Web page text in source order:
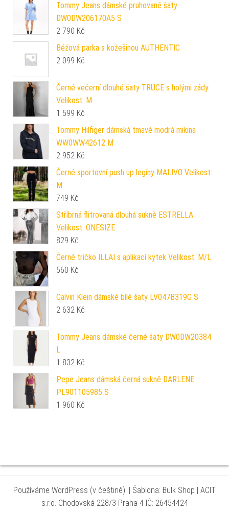
Tommy Jeans dámské pruhované šaty
DW0DW206170A5 S
2 790 Kč
Béžová parka s kožešinou AUTHENTIC
2 099 Kč
Černé večerní dlouhé šaty TRUCE s holými zády
Velikost: M
1 599 Kč
Tommy Hilfiger dámská tmavě modrá mikina
WW0WW42612 M
2 952 Kč
Černé sportovní push up legíny MALIVO Velikost:
M
749 Kč
Stříbrná flitrovaná dlouhá sukně ESTRELLA
Velikost: ONESIZE
829 Kč
Černé tričko ILLAI s aplikací kytek Velikost: M/L
560 Kč
Calvin Klein dámské bílé šaty LV047B319G S
2 632 Kč
Tommy Jeans dámské černé šaty DW0DW20384
L
1 832 Kč
Pepe Jeans dámská černá sukně DARLENE
PL901105985 S
1 960 Kč
Používáme WordPress (v češtině). | Šablona: Bulk Shop | ACIT
s.r.o. Chodovská 228/3 Praha 4 IČ: 26454424